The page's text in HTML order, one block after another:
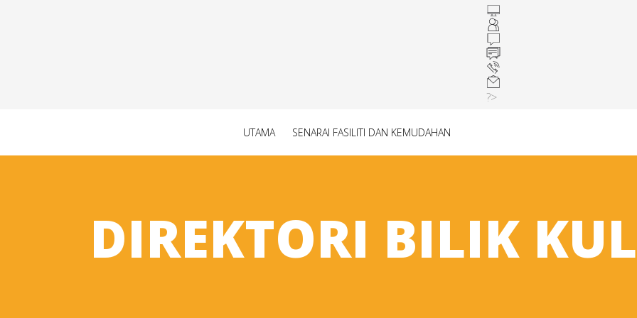
?>
UTAMA SENARAI FASILITI DAN KEMUDAHAN
DIREKTORI BILIK